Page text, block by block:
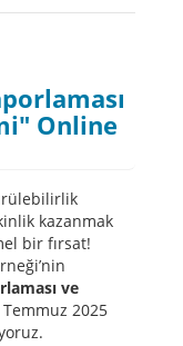
Online
kazanmak
bir fırsat!
ve
2025